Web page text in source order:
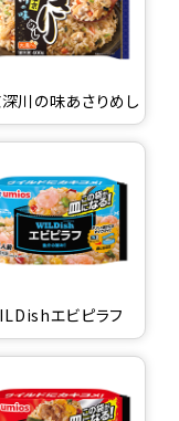
川の味あさりめし
エビピラフ